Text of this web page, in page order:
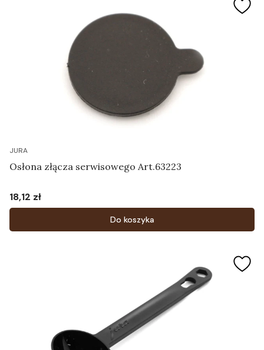
JURA
Osłona złącza serwisowego Art.63223
Cena
18,12 zł
Do koszyka